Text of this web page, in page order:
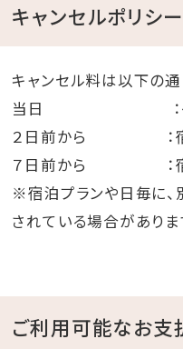
キャンセルポリシー
キャンセル料は以下の通
当日 ：宿泊料
２日前から ：宿
７日前から ：宿泊
※宿泊プランや日毎に、
されている場合がありま
ご利用可能なお支